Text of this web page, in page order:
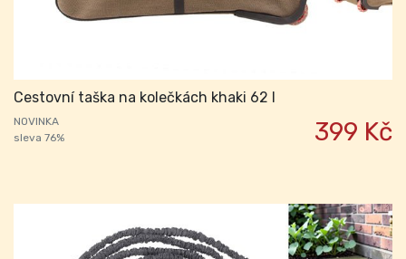
Cestovní taška na kolečkách khaki 62 l
NOVINKA
sleva 76%
399 Kč